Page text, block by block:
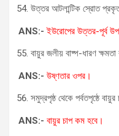
উত্তর আটলান্টিক স্রোত
ANS:- ইউরোপের উত্তর-পূর্ব
বায়ুর জলীয় বাষ্প-ধারণ
ANS:- উষ্ণতার ওপর।
সমুদ্রপৃষ্ঠ থেকে পর্বতপৃষ্ঠে
ANS:- বায়ুর চাপ কম হবে।